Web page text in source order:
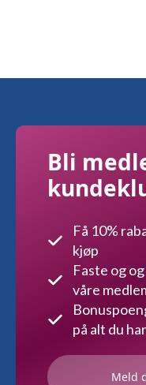
Bli
Få 10%
kjøp
Faste og
våre
på alt du
Meld